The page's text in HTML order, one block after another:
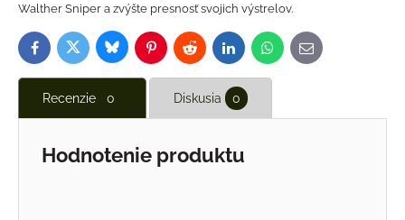
Walther Sniper a zvýšte presnosť svojich výstrelov.
FacebookTwitterBlueskyPinterestReddit LinkedInWhatsApp
E-
mail
Recenzie 0 Diskusia 0
Hodnotenie produktu